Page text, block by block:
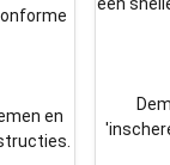
en